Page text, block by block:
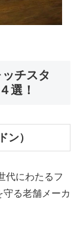
チスタ
選！
）
代にわたるフ
守る老舗メーカ